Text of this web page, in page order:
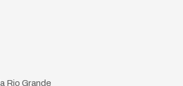
Rio Grande